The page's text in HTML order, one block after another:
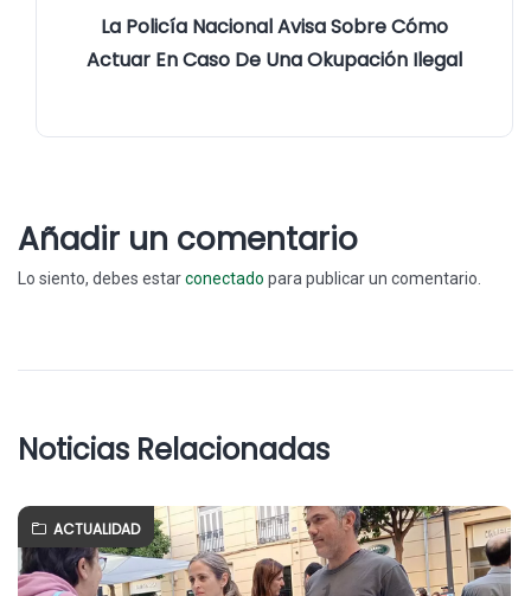
La Policía Nacional Avisa Sobre Cómo
Actuar En Caso De Una Okupación Ilegal
Añadir un comentario
Lo siento, debes estarconectado para publicar un comentario.
Noticias Relacionadas
ACTUALIDAD